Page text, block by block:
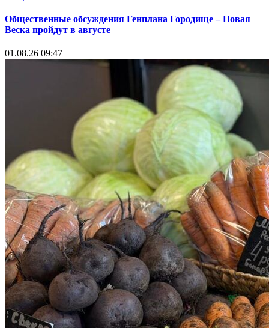
Общественные обсуждения Генплана Городище – Новая
Веска пройдут в августе
01.08.26 09:47